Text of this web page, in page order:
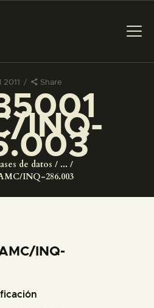
Share
INQ-
de datos
...
INQ-286.003
LA VISITA
INQ-